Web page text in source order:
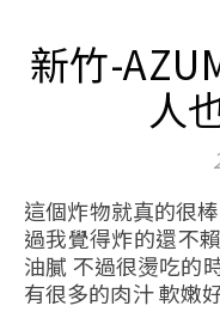
新竹-
人
這個炸物就真的很棒了 雖然看起來好像粉有點厚 不
過我覺得炸的還不
油膩 不過很燙吃的
有很多的肉汁 軟嫩